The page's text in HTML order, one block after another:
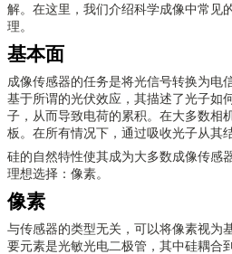
解。在这里，我们介绍科学成像中常见
理。
基本面
成像传感器的任务是将光信号转换为电
基于所谓的光伏效应，其描述了光子如
子，从而导致电荷的累积。在大多数相
板。在所有情况下，通过吸收光子从其
硅的自然特性使其成为大多数成像传感
理想选择：像素。
像素
与传感器的类型无关，可以将像素视为
要元素是光敏光电二极管，其中硅耦合